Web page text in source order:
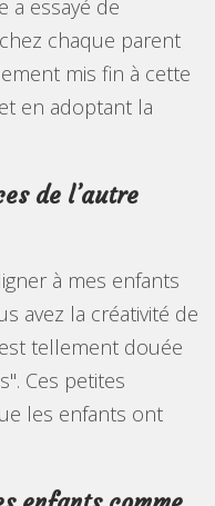
a essayé de
chaque parent
mis fin à cette
en adoptant la
de l’autre
à mes enfants
avez la créativité de
tellement douée
Ces petites
les enfants ont